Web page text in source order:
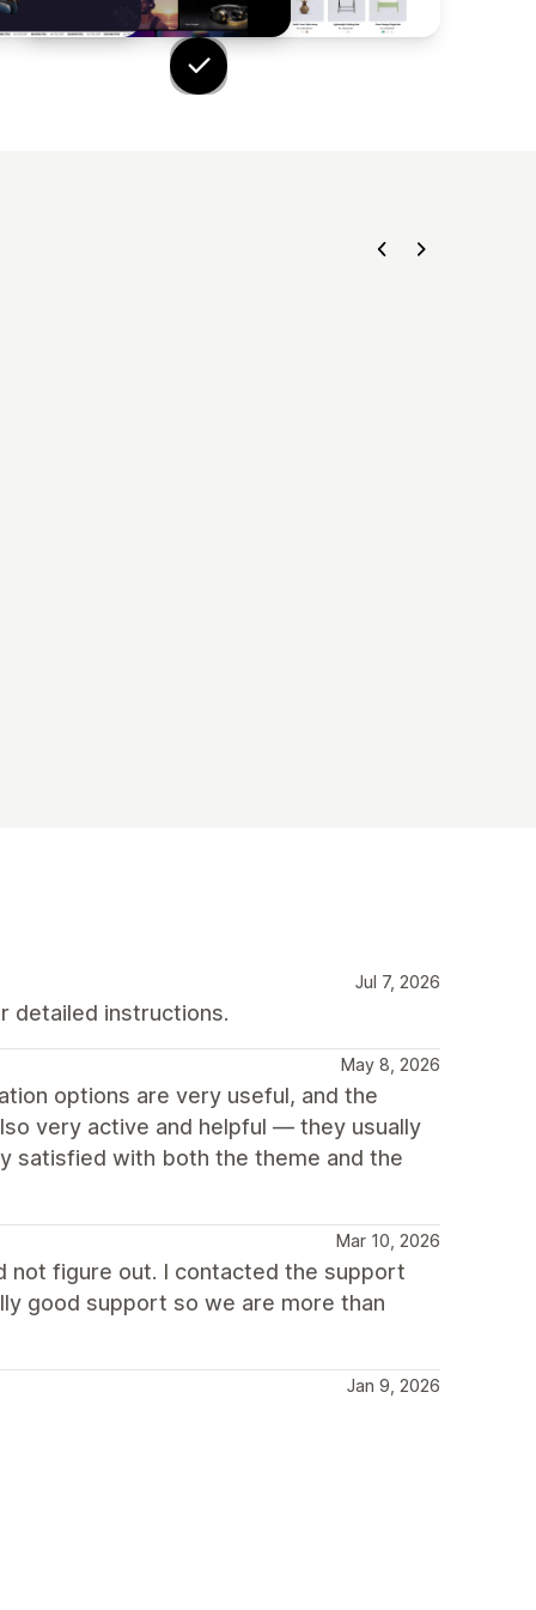
Jul 7, 2026
detailed instructions.
May 8, 2026
options are very useful, and the
very active and helpful — they usually
satisfied with both the theme and the
Mar 10, 2026
not figure out. I contacted the support
good support so we are more than
Jan 9, 2026